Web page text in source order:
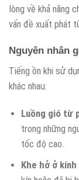
lòng về khả năng
vấn đề xuất phát
Nguyên nhân
Tiếng ồn khi sử
khác nhau:
Luồng gió từ
trong những
tốc độ cao.
Khe hở ở